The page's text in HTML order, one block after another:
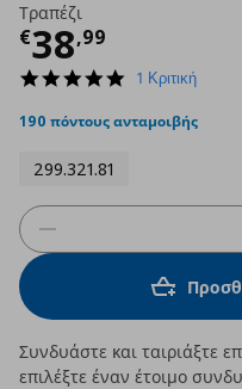
Τραπέζι
€38,99
Τρέχουσα
5.0
rating
1 Κριτική
190 πόντους ανταμοιβής
299.321.81
Συνδυάστε και ταιριάξτε
επιλέξτε έναν έτοιμο